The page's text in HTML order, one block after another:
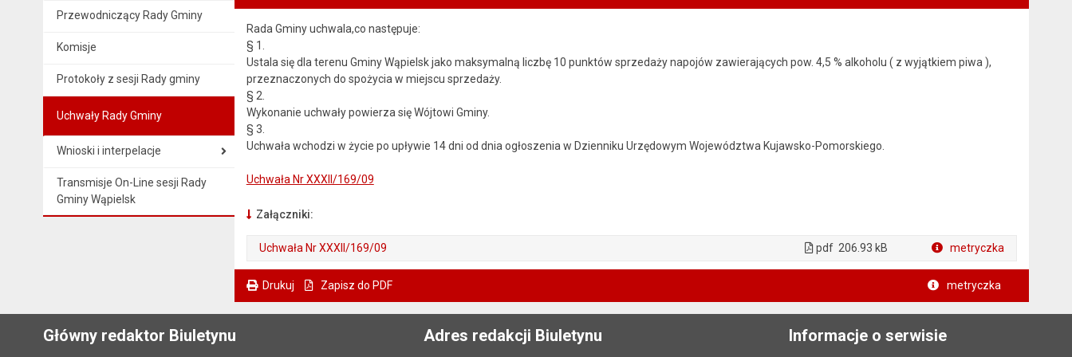
Przewodniczący Rady Gminy
Komisje
Protokoły z sesji Rady gminy
Uchwały Rady Gminy
Wnioski i interpelacje
Transmisje On-Line sesji Rady
Gminy Wąpielsk
Rada Gminy uchwala,co następuje:
§ 1.
Ustala się dla terenu Gminy Wąpielsk jako maksymalną liczbę 10 punktów sprzedaży napojów zawierających pow. 4,5 % alkoholu ( z wyjątkiem piwa ),
przeznaczonych do spożycia w miejscu sprzedaży.
§ 2.
Wykonanie uchwały powierza się Wójtowi Gminy.
§ 3.
Uchwała wchodzi w życie po upływie 14 dni od dnia ogłoszenia w Dzienniku Urzędowym Województwa Kujawsko-Pomorskiego.
Uchwała Nr XXXII/169/09
Załączniki:
Uchwała Nr XXXII/169/09 pdf 206.93 kB metryczka
Drukuj Zapisz do PDF metryczka
Główny redaktor Biuletynu Adres redakcji Biuletynu Informacje o serwisie